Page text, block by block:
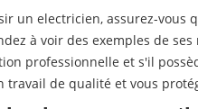
un electricien, assurez-vous
à voir des exemples de
professionnelle et s'il
travail de qualité et vous